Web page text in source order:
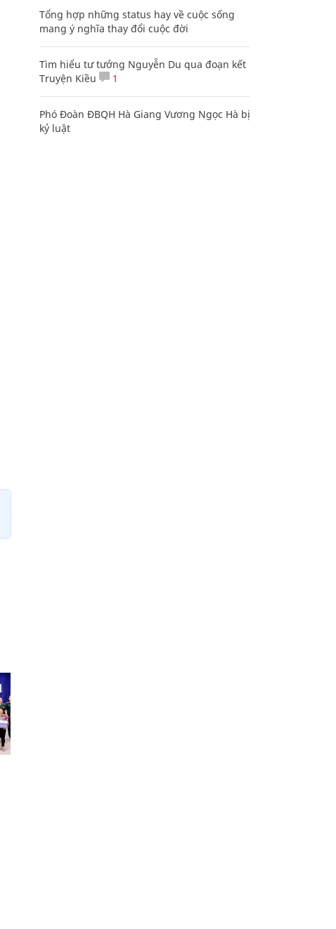
Tổng hợp những status hay về cuộc sống
mang ý nghĩa thay đổi cuộc đời
Tìm hiểu tư tưởng Nguyễn Du qua đoạn kết
Truyện Kiều
1
Phó Đoàn ĐBQH Hà Giang Vương Ngọc Hà bị
kỷ luật